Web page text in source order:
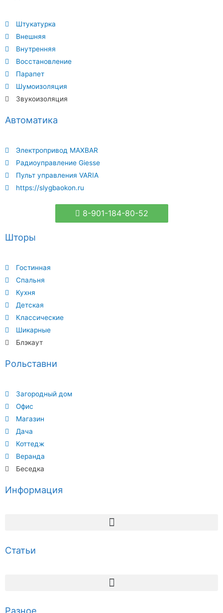
Рольставни
Загородный дом
Офис
Магазин
Дача
Коттедж
Веранда
Беседка
Шторы
Гостинная
Спальня
Кухня
Детская
Классические
Шикарные
Блэкаут
Автоматика
Электропривод MAXBAR
Радиоуправление Giesse
Пульт управления VARIA
https://slygbaokon.ru
8-901-184-80-52
Штукатурка
Внешняя
Внутренняя
Восстановление
Парапет
Шумоизоляция
Звукоизоляция
Информация
Статьи
Разное